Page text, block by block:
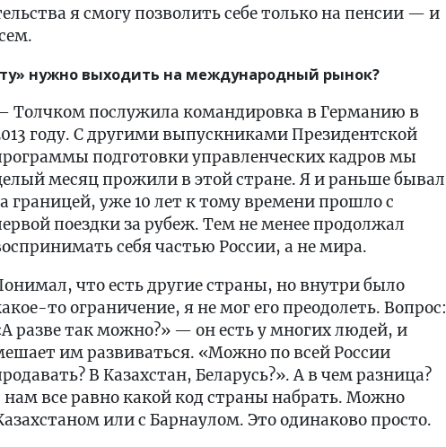
я смогу позволить себе только на пенсии — и
нужно выходить на международный рынок?
Толчком послужила командировка в Германию в
году. С другими выпускниками Президентской
подготовки управленческих кадров мы
месяц прожили в этой стране. Я и раньше бывал
границей, уже 10 лет к тому времени прошло с
поездки за рубеж. Тем не менее продолжал
себя частью России, а не мира.
что есть другие страны, но внутри было
то ограничение, я не мог его преодолеть. Вопрос:
разве так можно?» — он есть у многих людей, и
им развиваться. «Можно по всей России
В Казахстан, Беларусь?». А в чем разница?
все равно какой код страны набрать. Можно
или с Барнаулом. Это одинаково просто.